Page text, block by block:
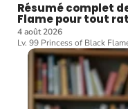
Résumé complet
Flame pour tout
4 août 2026
Lv. 99 Princess of Black